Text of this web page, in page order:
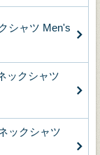
シャツ Men's
ックシャツ
ックシャツ